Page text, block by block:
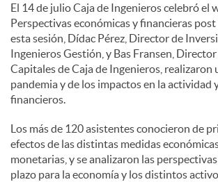
o
n
t
e
El 14 de julio Caja de Ingenieros celebró el
Perspectivas económicas y financieras
esta sesión, Dídac Pérez, Director de
Ingenieros Gestión, y Bas Fransen,
Capitales de Caja de Ingenieros, realizaron
pandemia y de los impactos en la actividad
financieros.
Los más de 120 asistentes conocieron de
efectos de las distintas medidas
monetarias, y se analizaron las
plazo para la economía y los distintos